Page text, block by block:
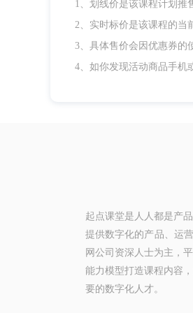
1、划线价是该课程计划推
2、实时标价是该课程的当
3、具体售价会因优惠券的
4、如你发现活动商品手机
起点课堂是人人都是产
提供数字化的产品、运
网公司资深人士为主，
能力模型打造课程内容
要的数字化人才。